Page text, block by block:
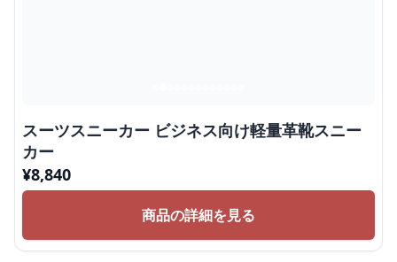
スーツスニーカー ビジネス向け軽量革靴スニー
カー
¥8,840
商品の詳細を見る